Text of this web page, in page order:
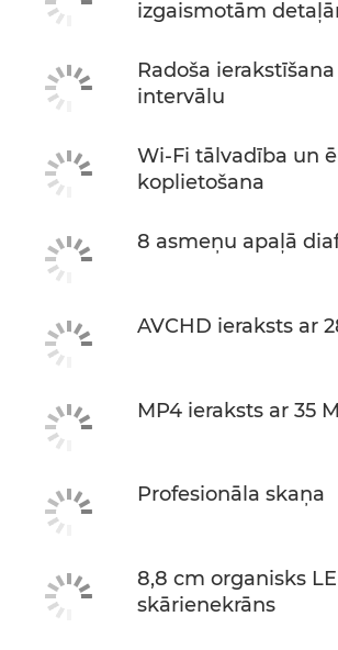
izgaismotām
Radoša
intervālu
Wi-Fi tālvadība un
koplietošana
8 asmeņu apaļā
AVCHD ieraksts ar
MP4 ieraksts ar 35
Profesionāla skaņa
8,8 cm organisks
skārienekrāns